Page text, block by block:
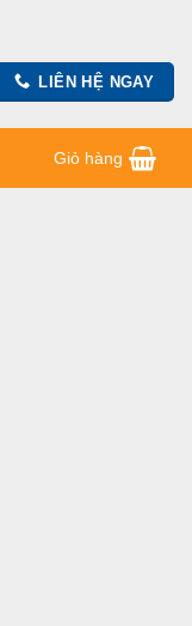
LIÊN HỆ NGAY
Giỏ hàng